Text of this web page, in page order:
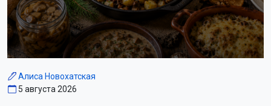
Алиса Новохатская
5 августа 2026